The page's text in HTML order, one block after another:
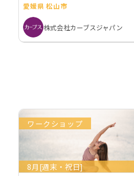
愛媛県 松山市
株式会社カーブスジャパン
ワークショップ
8月[週末・祝日]